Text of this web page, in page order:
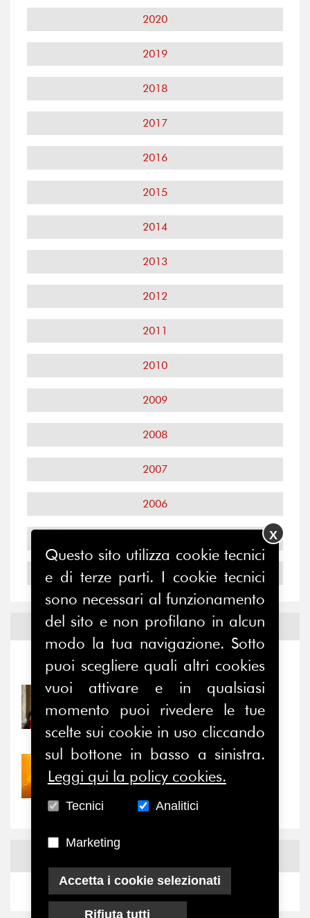
2020
2019
2018
2017
2016
2015
2014
2013
2012
2011
2010
2009
2008
2007
2006
2004
Notizie edEventi
Notizie-Eventi
Prima della pausa estiva,
il valore di...
30/07/2026
Nove anni dopo la
“grande cecità”: la...
Questo sito utilizza cookie tecnici
e di terze parti. I cookie tecnici
sono necessari al funzionamento
del sito e non profilano in alcun
modo la tua navigazione. Sotto
puoi scegliere quali altri cookies
vuoi attivare e in qualsiasi
momento puoi rivedere le tue
scelte sui cookie in uso cliccando
sul bottone in basso a sinistra.
Leggi qui la policy cookies.
Tecnici Analitici
Marketing
Accetta i cookie selezionati
Rifiuta tutti
X